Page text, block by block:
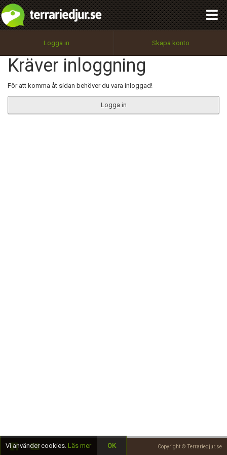
Logga in Skapa konto
Kräver inloggning
För att komma åt sidan behöver du vara inloggad!
Logga in
Copyright © Terrariedjur.se
Utför
100%
OK
integritetspolicy
Namn:
Epost:
Begär nytt lösenord
Tillbaka till förstasidan
Vi använder cookies. Läs mer OK